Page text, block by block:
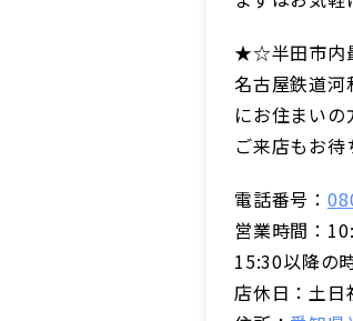
★☆半田市内
名古屋鉄道
にお住まい
ご来店もお待
電話番号：
営業時間：
15:30以降の
店休日：土